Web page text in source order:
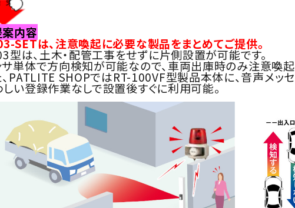
案内容
SETは、注意喚起に必要な製品をまとめてご提供。
型は、土木・配管工事をせずに片側設置が可能です。
単体で方向検知が可能なので、車両出庫時のみ注意喚起
、PATLITE SHOPではRT-100VF型製品本体に、音声メッ
い登録作業なしで設置後すぐに利用可能。